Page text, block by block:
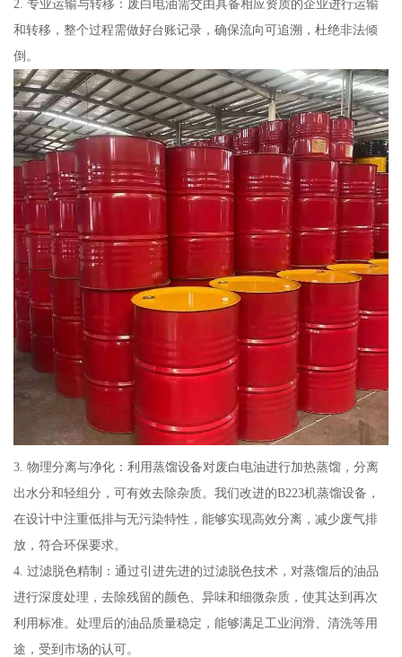
2. 专业运输与转移：废白电油需交由具备相应资质的企业进行运输
和转移，整个过程需做好台账记录，确保流向可追溯，杜绝非法倾
倒。
3. 物理分离与净化：利用蒸馏设备对废白电油进行加热蒸馏，分离
出水分和轻组分，可有效去除杂质。我们改进的B223机蒸馏设备，
在设计中注重低排与无污染特性，能够实现高效分离，减少废气排
放，符合环保要求。
4. 过滤脱色精制：通过引进先进的过滤脱色技术，对蒸馏后的油品
进行深度处理，去除残留的颜色、异味和细微杂质，使其达到再次
利用标准。处理后的油品质量稳定，能够满足工业润滑、清洗等用
途，受到市场的认可。